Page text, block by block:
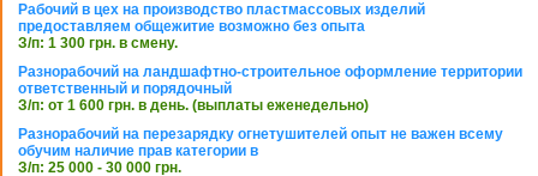
Рабочий в цех на производство пластмассовых изделий
предоставляем общежитие возможно без опыта
З/п: 1 300 грн. в смену.
Разнорабочий на ландшафтно-строительное оформление территории
ответственный и порядочный
З/п: от 1 600 грн. в день. (выплаты еженедельно)
Разнорабочий на перезарядку огнетушителей опыт не важен всему
обучим наличие прав категории в
З/п: 25 000 - 30 000 грн.